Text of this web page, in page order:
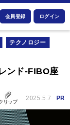
会員登録 ログイン
テクノロジー
ンド-FIBO座
リップ
2025.5.7 PR